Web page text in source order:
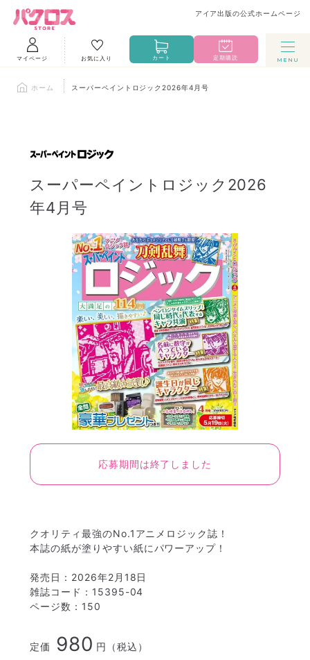
アイア出版の公式ホームページ
マイページ お気に入り カート 定期購読
ホーム スーパーペイントロジック2026年4月号
スーパーペイントロジック2026
年4月号
クオリティ最強のNo.1アニメロジック誌！
本誌の紙が塗りやすい紙にパワーアップ！
発売日：2026年2月18日
雑誌コード：15395-04
ページ数：150
定価 980 円（税込）
応募期間は終了しました